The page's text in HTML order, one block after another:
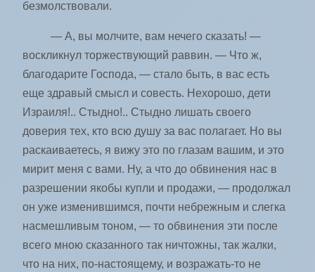
безмолствовали.
— А, вы молчите, вам нечего сказать! —
воскликнул торжествующий раввин. — Что ж,
благодарите Господа, — стало быть, в вас есть
еще здравый смысл и совесть. Нехорошо, дети
Израиля!.. Стыдно!.. Стыдно лишать своего
доверия тех, кто всю душу за вас полагает. Но вы
раскаиваетесь, я вижу это по глазам вашим, и это
мирит меня с вами. Ну, а что до обвинения нас в
разрешении якобы купли и продажи, — продолжал
он уже изменившимся, почти небрежным и слегка
насмешливым тоном, — то обвинения эти после
всего мною сказанного так ничтожны, так жалки,
что на них, по-настоящему, и возражать-то не